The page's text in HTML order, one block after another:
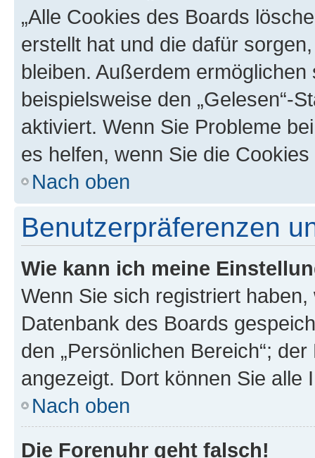
„Alle Cookies des Boards
erstellt hat und die dafür
bleiben. Außerdem
beispielsweise den „Gelesen“-
aktiviert. Wenn Sie Probleme
es helfen, wenn Sie die
Nach oben
Benutzerpräferenzen
Wie kann ich meine
Wenn Sie sich registriert
Datenbank des Boards
den „Persönlichen Bereich“;
angezeigt. Dort können Sie alle
Nach oben
Die Forenuhr geht falsch!